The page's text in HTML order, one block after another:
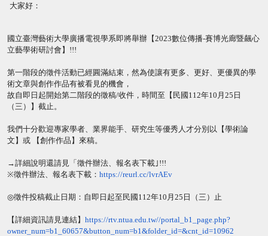
大家好：
國立臺灣藝術大學廣播電視學系即將舉辦【2023數位傳播-賽博光廊暨飆心
立藝學術研討會】 !!!
第一階段的徵件活動已經圓滿結束，然為使讓有更多、更好、 更優異的學
術文章與創作作品有被看見的機會，
故自即日起開始第二階段的徵稿/收件，時間至【民國 112年10 月 25 日
（三）】截止。
我們十分歡迎專家學者、業界能手、研究生等優秀人才分別以【學術論
文】或
【創作作品】來稿。
→詳細說明還請見「徵件辦法、報名表下載｣ !!!
※徵件辦法、報名表下載： https://reurl.cc/lvrAEv
◎徵件投稿截止日期：自即日起至民國 112年10 月 25 日（三） 止
【詳細資訊請見連結】 https://rtv.ntua. edu.tw//portal_b1_page.php?
owner_num=b1_60657&button_num=b1&folder_id=&cnt_id=10962